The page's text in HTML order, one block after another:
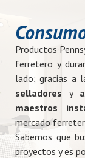
Productos
ferretero y
lado; gracias a
selladores y
maestros
mercado
Sabemos que
proyectos y es